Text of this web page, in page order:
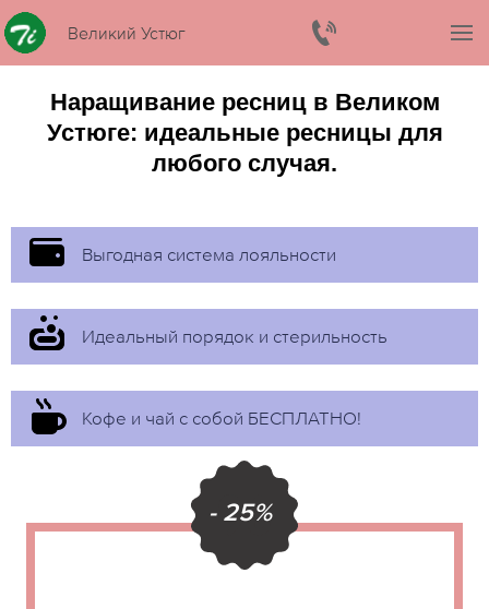
Великий Устюг
Наращивание ресниц в Великом
Устюге: идеальные ресницы для
любого случая.
Выгодная система лояльности
Идеальный порядок и стерильность
Кофе и чай с собой БЕСПЛАТНО!
- 25%